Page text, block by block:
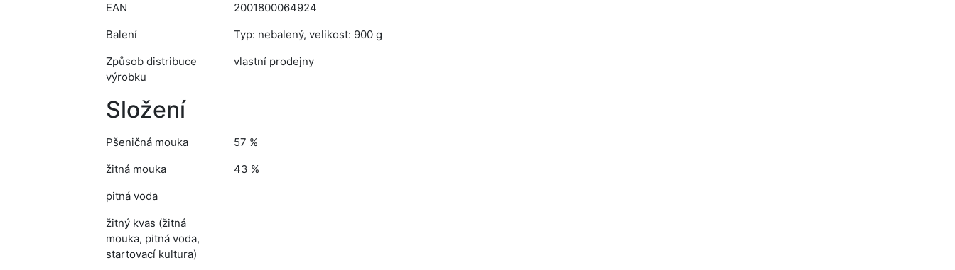
EAN
2001800064924
Balení
Typ: nebalený, velikost: 900 g
Způsob distribuce
výrobku
vlastní prodejny
Složení
Pšeničná mouka
57 %
žitná mouka
43 %
pitná voda
žitný kvas (žitná
mouka, pitná voda,
startovací kultura)